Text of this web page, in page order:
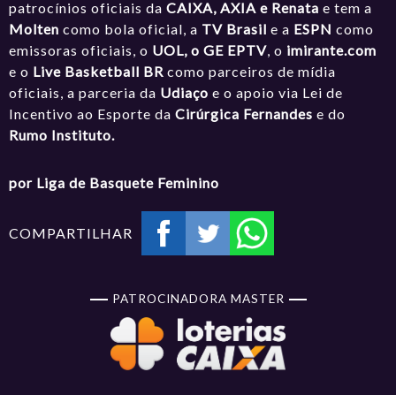
patrocínios oficiais daCAIXA, AXIA e Renata e tem a
Molten como bola oficial, a TV Brasil e a ESPNcomo
emissoras oficiais, o UOL, o GE EPTV , o imirante.com
e o Live Basketball BR como parceiros de mídia
oficiais, a parceria da Udiaço e o apoio via Lei de
Incentivo ao Esporte daCirúrgica Fernandese do
Rumo Instituto.
por Liga de Basquete Feminino
COMPARTILHAR
PATROCINADORA MASTER